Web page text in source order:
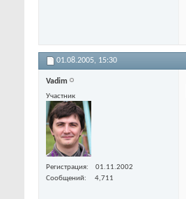
01.08.2005, 15:30
Vadim
Участник
Регистрация
01.11.2002
Сообщений
4,711